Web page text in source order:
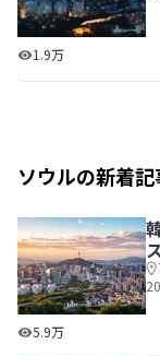
明洞観光ガイド｜
1.9万
ソウルの新着記
韓国・ソウルの3
5.9万